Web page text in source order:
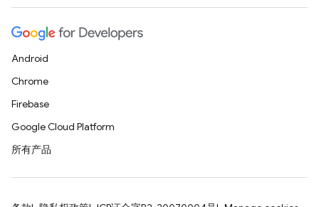
Android
Chrome
Firebase
Google Cloud Platform
所有产品